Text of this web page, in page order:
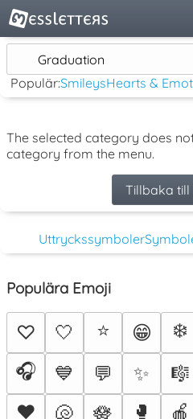
Graduation
Populär:SmileysHearts &
The selected category does
category from the menu.
Tillbaka till
Uttryckssymboler
Populära Emoji
♡ 🤍 ⭐ 😁 ❄️
🎧
💙 💬 ✨ 🎼
♥️
🐚 🪷 🥊 🍎